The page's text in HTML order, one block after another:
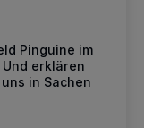
Pinguine im
erklären
in Sachen